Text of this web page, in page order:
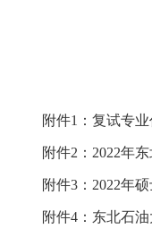
附件1 ：复试专
附件2 ： 2022年
附件3 ： 2022年
附件4 ：东北石